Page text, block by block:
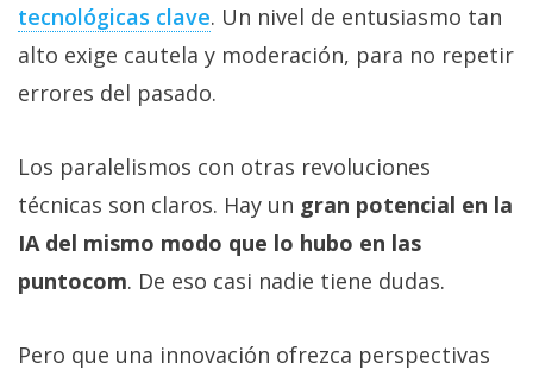
tecnológicas clave‎. Un nivel de entusiasmo tan
alto exige cautela y moderación, para no repetir
errores del pasado.
Los paralelismos con otras revoluciones
técnicas son claros. Hay un gran potencial en la
IA del mismo modo que lo hubo en las
puntocom. De eso casi nadie tiene dudas.
Pero que una innovación ofrezca perspectivas